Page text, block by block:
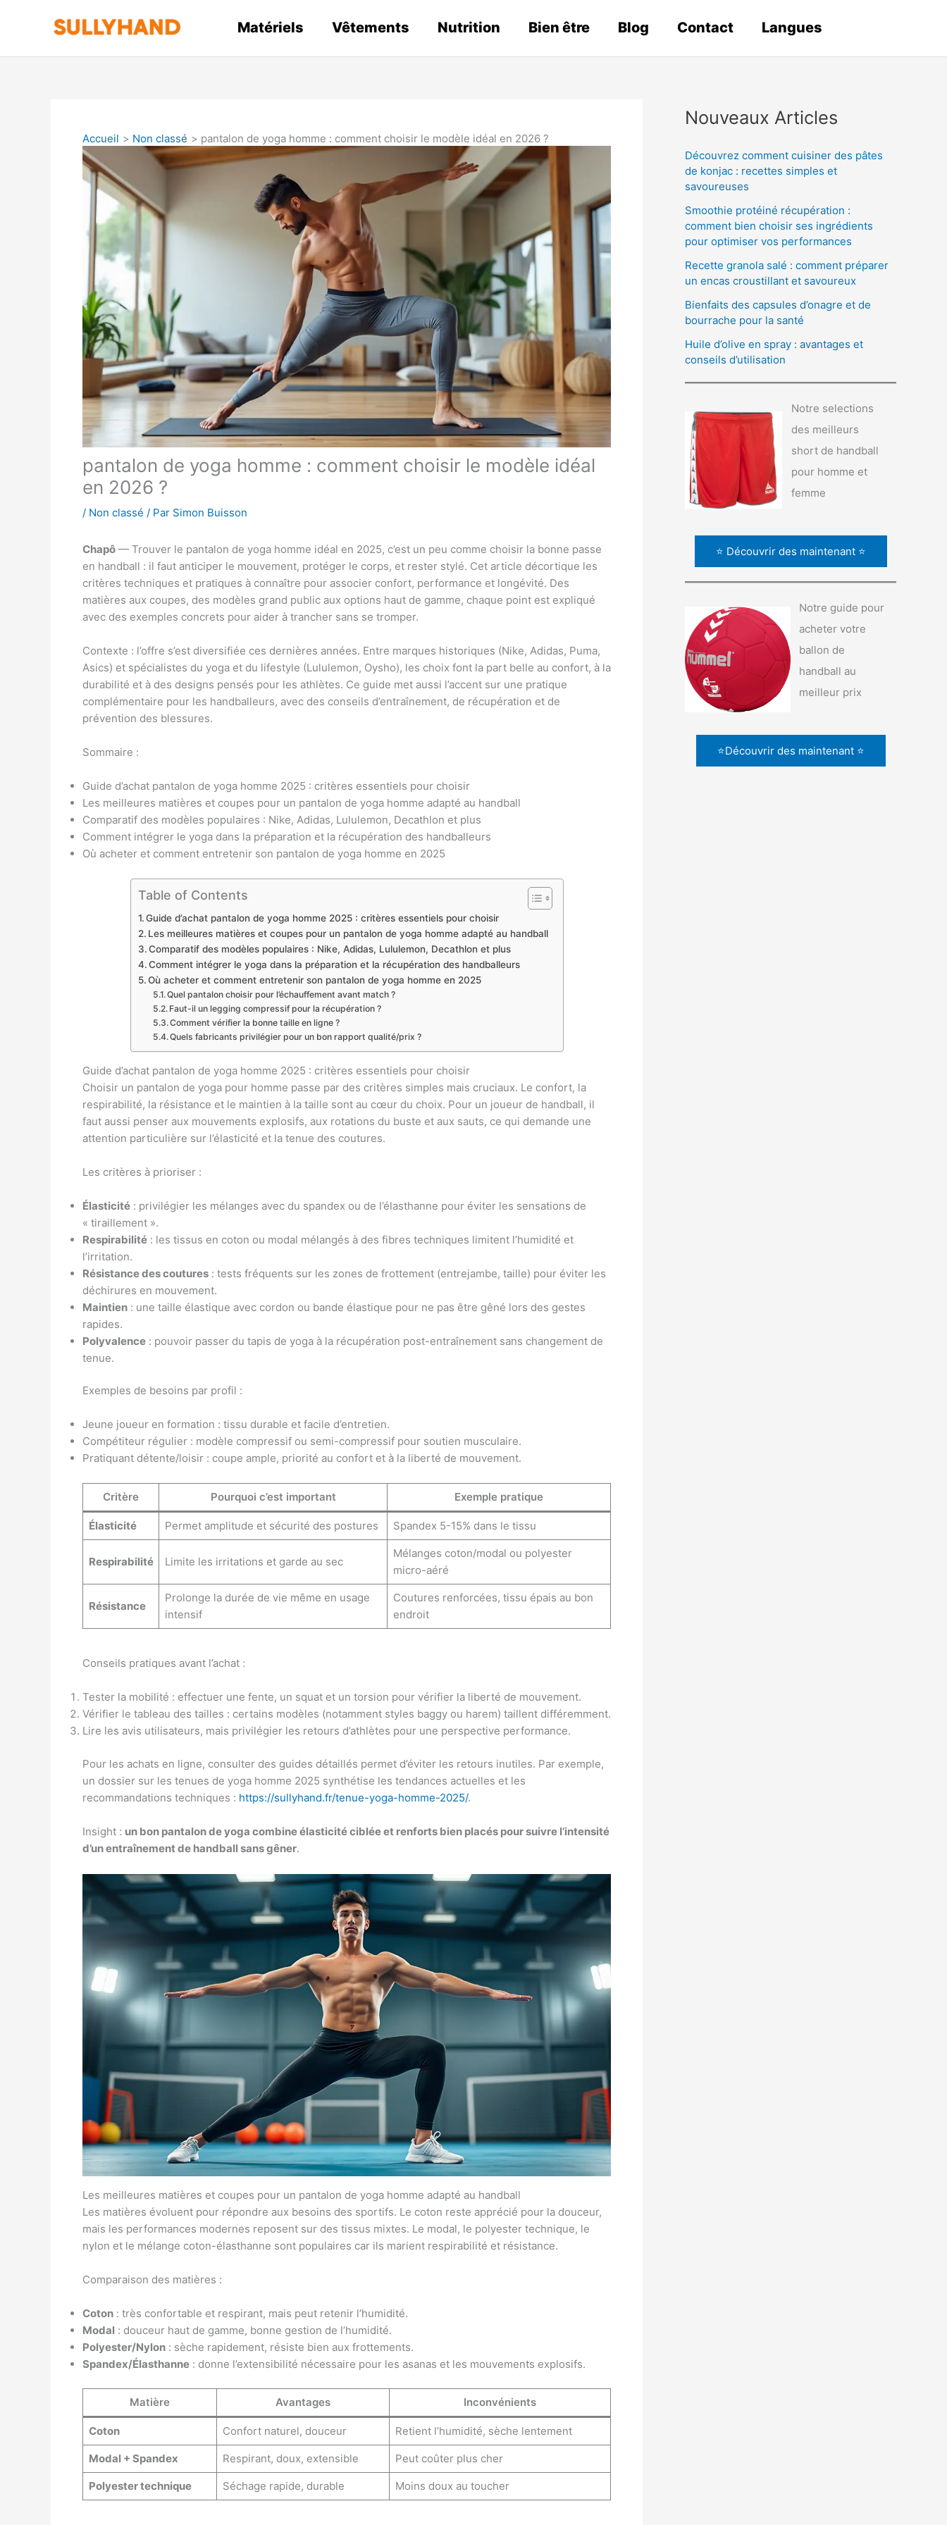
Matériels Vêtements Nutrition Bien être Blog Contact Langues
Accueil Non classé pantalon de yoga homme : comment choisir le modèle idéal en 2026 ?
pantalon de yoga homme : comment choisir le modèle idéal
en 2026 ?
/ Non classé / Par Simon Buisson
Chapô — Trouver le pantalon de yoga homme idéal en 2025, c’est un peu comme choisir la bonne passe
en handball : il faut anticiper le mouvement, protéger le corps, et rester stylé. Cet article décortique les
critères techniques et pratiques à connaître pour associer confort, performance et longévité. Des
matières aux coupes, des modèles grand public aux options haut de gamme, chaque point est expliqué
avec des exemples concrets pour aider à trancher sans se tromper.
Contexte : l’offre s’est diversifiée ces dernières années. Entre marques historiques (Nike, Adidas, Puma,
Asics) et spécialistes du yoga et du lifestyle (Lululemon, Oysho), les choix font la part belle au confort, à la
durabilité et à des designs pensés pour les athlètes. Ce guide met aussi l’accent sur une pratique
complémentaire pour les handballeurs, avec des conseils d’entraînement, de récupération et de
prévention des blessures.
Sommaire :
Guide d’achat pantalon de yoga homme 2025 : critères essentiels pour choisir
Les meilleures matières et coupes pour un pantalon de yoga homme adapté au handball
Comparatif des modèles populaires : Nike, Adidas, Lululemon, Decathlon et plus
Comment intégrer le yoga dans la préparation et la récupération des handballeurs
Où acheter et comment entretenir son pantalon de yoga homme en 2025
Table of Contents
Guide d’achat pantalon de yoga homme 2025 : critères essentiels pour choisir
Les meilleures matières et coupes pour un pantalon de yoga homme adapté au handball
Comparatif des modèles populaires : Nike, Adidas, Lululemon, Decathlon et plus
Comment intégrer le yoga dans la préparation et la récupération des handballeurs
Où acheter et comment entretenir son pantalon de yoga homme en 2025
Quel pantalon choisir pour l’échauffement avant match ?
Faut-il un legging compressif pour la récupération ?
Comment vérifier la bonne taille en ligne ?
Quels fabricants privilégier pour un bon rapport qualité/prix ?
Guide d’achat pantalon de yoga homme 2025 : critères essentiels pour choisir
Choisir un pantalon de yoga pour homme passe par des critères simples mais cruciaux. Le confort, la
respirabilité, la résistance et le maintien à la taille sont au cœur du choix. Pour un joueur de handball, il
faut aussi penser aux mouvements explosifs, aux rotations du buste et aux sauts, ce qui demande une
attention particulière sur l’élasticité et la tenue des coutures.
Les critères à prioriser :
Élasticité : privilégier les mélanges avec du spandex ou de l’élasthanne pour éviter les sensations de
« tiraillement ».
Respirabilité : les tissus en coton ou modal mélangés à des fibres techniques limitent l’humidité et
l’irritation.
Résistance des coutures : tests fréquents sur les zones de frottement (entrejambe, taille) pour éviter les
déchirures en mouvement.
Maintien : une taille élastique avec cordon ou bande élastique pour ne pas être gêné lors des gestes
rapides.
Polyvalence : pouvoir passer du tapis de yoga à la récupération post-entraînement sans changement de
tenue.
Exemples de besoins par profil :
Jeune joueur en formation : tissu durable et facile d’entretien.
Compétiteur régulier : modèle compressif ou semi-compressif pour soutien musculaire.
Pratiquant détente/loisir : coupe ample, priorité au confort et à la liberté de mouvement.
Critère Pourquoi c’est important Exemple pratique
Élasticité Permet amplitude et sécurité des postures Spandex 5-15% dans le tissu
Respirabilité Limite les irritations et garde au sec
Mélanges coton/modal ou polyester
micro-aéré
Résistance
Prolonge la durée de vie même en usage
intensif
Coutures renforcées, tissu épais au bon
endroit
Conseils pratiques avant l’achat :
Tester la mobilité : effectuer une fente, un squat et un torsion pour vérifier la liberté de mouvement.
Vérifier le tableau des tailles : certains modèles (notamment styles baggy ou harem) taillent différemment.
Lire les avis utilisateurs, mais privilégier les retours d’athlètes pour une perspective performance.
Pour les achats en ligne, consulter des guides détaillés permet d’éviter les retours inutiles. Par exemple,
un dossier sur les tenues de yoga homme 2025 synthétise les tendances actuelles et les
recommandations techniques : https://sullyhand.fr/tenue-yoga-homme-2025/.
Insight : un bon pantalon de yoga combine élasticité ciblée et renforts bien placés pour suivre l’intensité
d’un entraînement de handball sans gêner.
Les meilleures matières et coupes pour un pantalon de yoga homme adapté au handball
Les matières évoluent pour répondre aux besoins des sportifs. Le coton reste apprécié pour la douceur,
mais les performances modernes reposent sur des tissus mixtes. Le modal, le polyester technique, le
nylon et le mélange coton-élasthanne sont populaires car ils marient respirabilité et résistance.
Comparaison des matières :
Coton : très confortable et respirant, mais peut retenir l’humidité.
Modal : douceur haut de gamme, bonne gestion de l’humidité.
Polyester/Nylon : sèche rapidement, résiste bien aux frottements.
Spandex/Élasthanne : donne l’extensibilité nécessaire pour les asanas et les mouvements explosifs.
Matière Avantages Inconvénients
Coton Confort naturel, douceur Retient l’humidité, sèche lentement
Modal + Spandex Respirant, doux, extensible Peut coûter plus cher
Polyester technique Séchage rapide, durable Moins doux au toucher
Nouveaux Articles
Découvrez comment cuisiner des pâtes
de konjac : recettes simples et
savoureuses
Smoothie protéiné récupération :
comment bien choisir ses ingrédients
pour optimiser vos performances
Recette granola salé : comment préparer
un encas croustillant et savoureux
Bienfaits des capsules d’onagre et de
bourrache pour la santé
Huile d’olive en spray : avantages et
conseils d’utilisation
Notre selections
des meilleurs
short de handball
pour homme et
femme
⭐ Découvrir des maintenant ⭐
Notre guide pour
acheter votre
ballon de
handball au
meilleur prix
⭐Découvrir des maintenant ⭐